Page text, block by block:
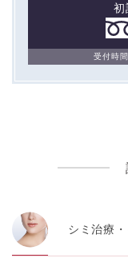
初
受付時
シミ治療